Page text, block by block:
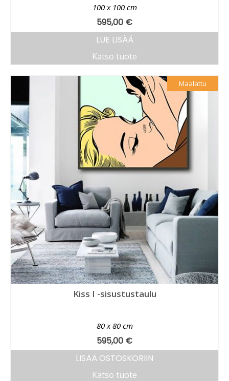
100 x 100 cm
595,00 €
LUE LISÄÄ
Katso tuote
Maalattu
Kiss I -sisustustaulu
80 x 80 cm
595,00 €
LISÄÄ OSTOSKORIIN
Katso tuote